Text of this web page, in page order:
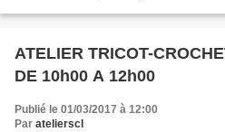
ATELIER TRICOT-
DE 10h00 A 12h00
Publié le 01/03/2017 à 12:00
Par atelierscl